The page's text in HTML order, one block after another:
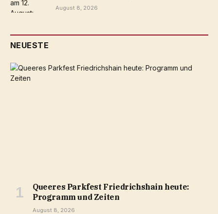
August 8, 2026
NEUESTE
Queeres Parkfest Friedrichshain heute:
Programm und Zeiten
August 8, 2026